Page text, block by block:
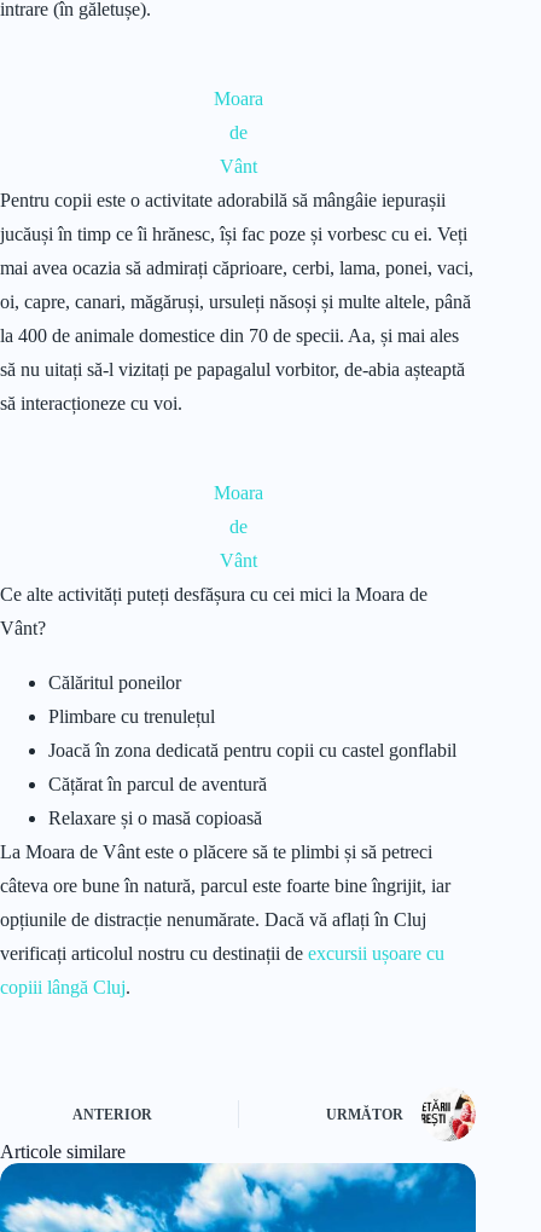
intrare (în găletușe).
Moara
de
Vânt
Pentru copii este o activitate adorabilă să mângâie iepurașii
jucăuși în timp ce îi hrănesc, își fac poze și vorbesc cu ei. Veți
mai avea ocazia să admirați căprioare, cerbi, lama, ponei, vaci,
oi, capre, canari, măgăruși, ursuleți năsoși și multe altele, până
la 400 de animale domestice din 70 de specii. Aa, și mai ales
să nu uitați să-l vizitați pe papagalul vorbitor, de-abia așteaptă
să interacționeze cu voi.
Moara
de
Vânt
Ce alte activități puteți desfășura cu cei mici la Moara de
Vânt?
Călăritul poneilor
Plimbare cu trenulețul
Joacă în zona dedicată pentru copii cu castel gonflabil
Cățărat în parcul de aventură
Relaxare și o masă copioasă
La Moara de Vânt este o plăcere să te plimbi și să petreci
câteva ore bune în natură, parcul este foarte bine îngrijit, iar
opțiunile de distracție nenumărate. Dacă vă aflați în Cluj
verificați articolul nostru cu destinații de excursii ușoare cu
copiii lângă Cluj.
ANTERIOR URMĂTOR
Articole similare